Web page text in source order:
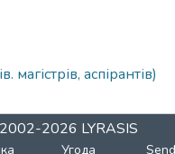
магістрів, аспірантів)
2026 LYRASIS
Угода Send